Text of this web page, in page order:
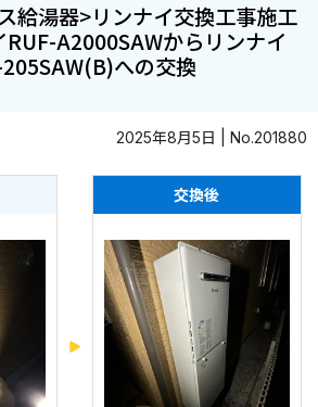
給湯器>リンナイ交換工事施工
A2000SAWからリンナイ
への交換
2025年8月5日 | No.201880
交換後